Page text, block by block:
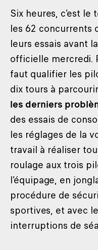
Six heures, c’est
les 62 concurrents
leurs essais avant
officielle mercredi.
faut qualifier les
dix tours à
les derniers
des essais de
les réglages de la
travail à réaliser
roulage aux trois
l’équipage, en
procédure de
sportives, et avec
interruptions de